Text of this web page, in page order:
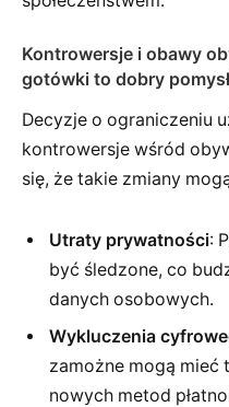
Kontrowersje i obawy
gotówki to dobry
Decyzje o ograniczeniu
kontrowersje wśród
się, że takie zmiany
Utraty prywatności:
być śledzone, co
danych osobowych.
Wykluczenia
zamożne mogą mieć
nowych metod